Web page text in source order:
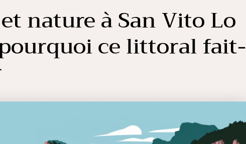
nature à San Vito Lo
ce littoral fait-